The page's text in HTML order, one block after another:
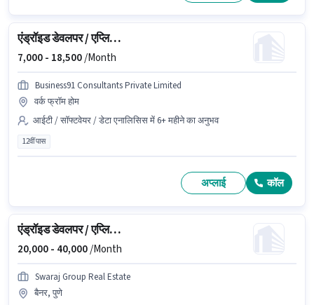
एंड्रॉइड डेवलपर / एप्लिकेशन डेवलपर
7,000 - 18,500/Month
Business91 Consultants Private Limited
वर्क फ्रॉम होम
आईटी / सॉफ्टवेयर / डेटा एनालिसिस में 6+ महीने का अनुभव
12वीं पास
अप्लाई कॉल
एंड्रॉइड डेवलपर / एप्लिकेशन डेवलपर
20,000 - 40,000/Month
Swaraj Group Real Estate
बैनर, पुणे